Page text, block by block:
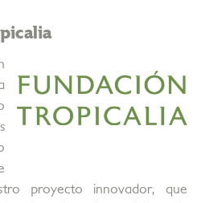
proyecto innovador, que